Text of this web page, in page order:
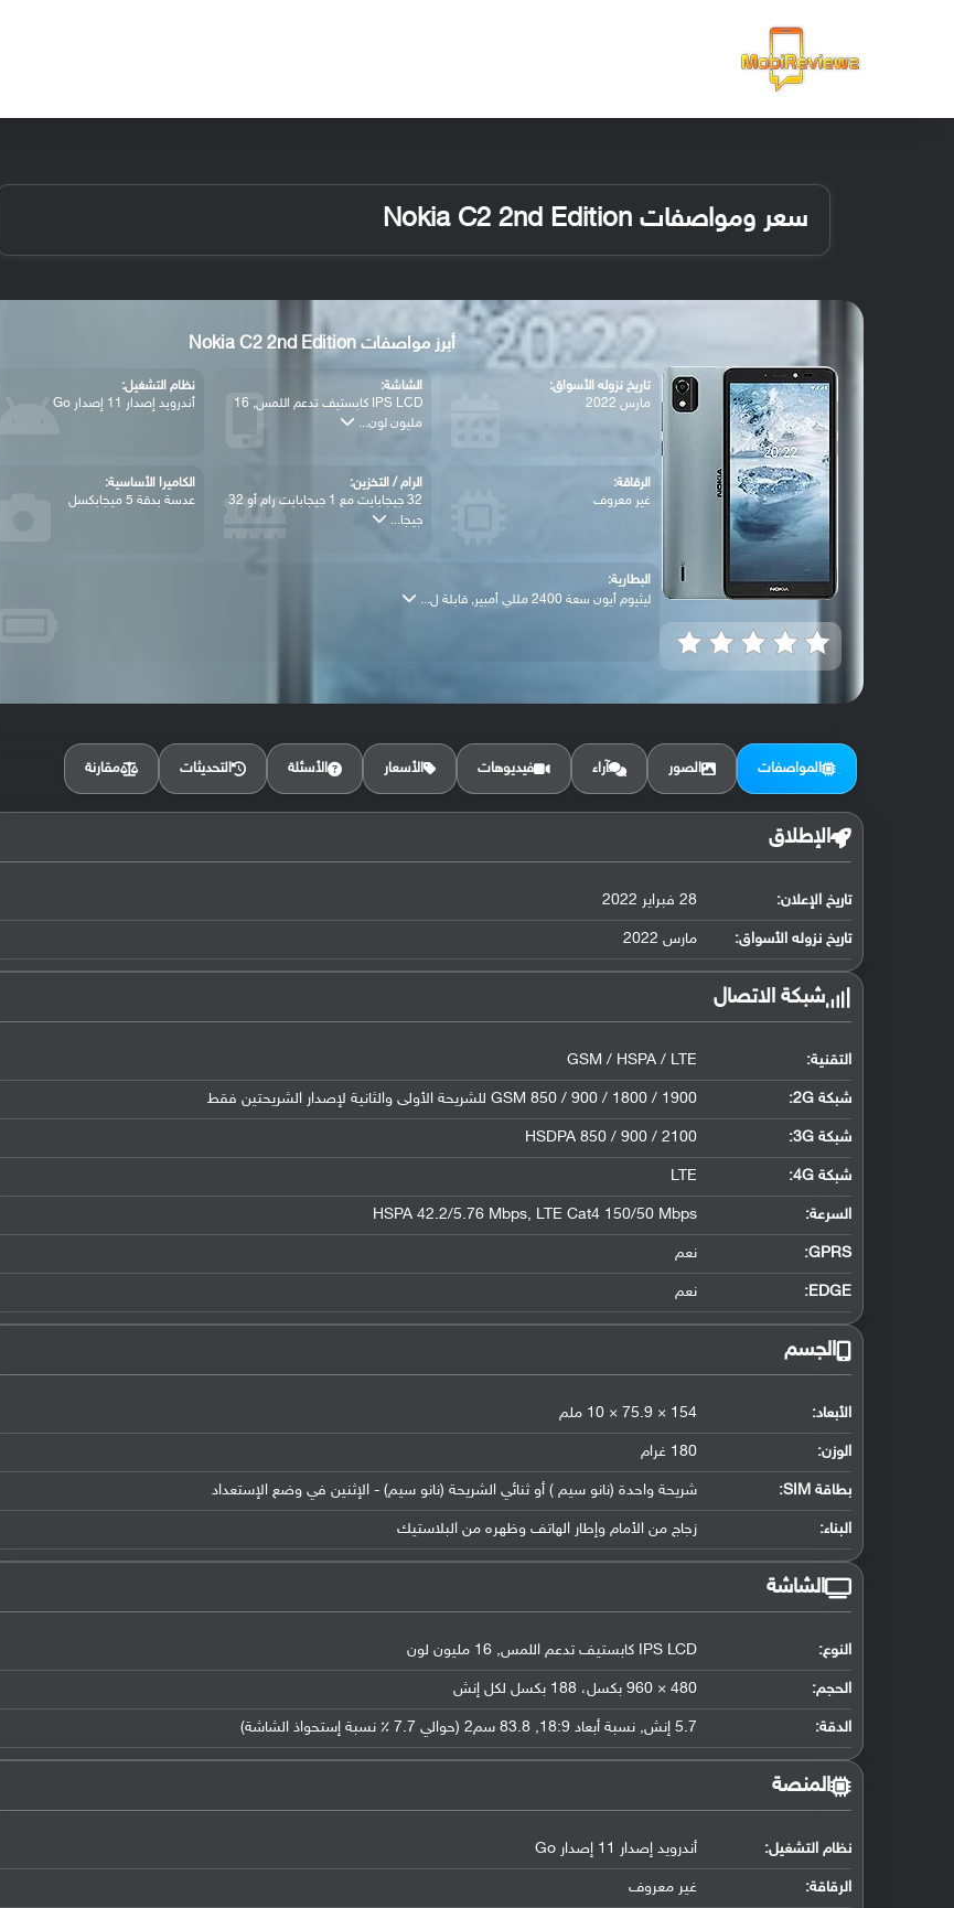
سعر ومواصفات Nokia C2 2nd Edition
أبرز مواصفات Nokia C2 2nd Edition
تاريخ نزوله الأسواق:
مارس 2022
الشاشة:
IPS LCD كابستيف تدعم اللمس, 16
مليون لون...
نظام التشغيل:
أندرويد إصدار 11 إصدار Go
الرقاقة:
غير معروف
الرام / التخزين:
32 جيجابايت مع 1 جيجابايت رام أو 32
جيجا...
الكاميرا الأساسية:
عدسة بدقة 5 ميجابكسل
البطارية:
ليثيوم أيون سعة 2400 مللي أمبير, قابلة ل...
المواصفات الصور آراء فيديوهات الأسعار الأسئلة التحديثات مقارنة
الإطلاق
تاريخ الإعلان: 28 فبراير 2022
تاريخ نزوله الأسواق: مارس 2022
شبكة الاتصال
التقنية: GSM / HSPA / LTE
شبكة 2G: GSM 850 / 900 / 1800 / 1900 للشريحة الأولى والثانية لإصدار الشريحتين فقط
شبكة 3G :
HSDPA 850 / 900 / 2100
شبكة 4G :
LTE
السرعة: HSPA 42.2/5.76 Mbps, LTE Cat4 150/50 Mbps
GPRS: نعم
EDGE: نعم
الجسم
الأبعاد: 154 × 75.9 × 10 ملم
الوزن: 180 غرام
بطاقة SIM: شريحة واحدة (نانو سيم ) أو ثنائي الشريحة (نانو سيم) - الإثنين في وضع الإستعداد
البناء: زجاج من الأمام وإطار الهاتف وظهره من البلاستيك
الشاشة
النوع: IPS LCD كابستيف تدعم اللمس, 16 مليون لون
الحجم: 480 × 960 بكسل، 188 بكسل لكل إنش
الدقة: 5.7 إنش, نسبة أبعاد 18:9, 83.8 سم2 (حوالي 7.7 ٪ نسبة إستحواذ الشاشة)
المنصة
نظام التشغيل: أندرويد إصدار 11 إصدار Go
الرقاقة: غير معروف